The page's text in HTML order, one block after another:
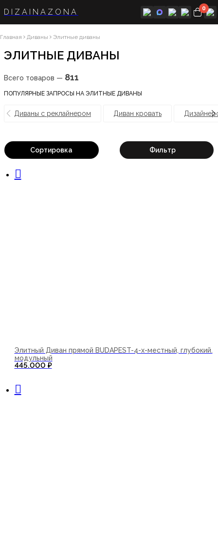
DIZAINAZONA 0
Главная Диваны Элитные диваны
ЭЛИТНЫЕ ДИВАНЫ
Всего товаров — 811
ПОПУЛЯРНЫЕ ЗАПРОСЫ НА ЭЛИТНЫЕ ДИВАНЫ
Диваны с реклайнером Диван кровать
Сортировка Фильтр
Элитный Диван прямой BUDAPEST-4-х-местный, глубокий.
модульный
445.000 ₽